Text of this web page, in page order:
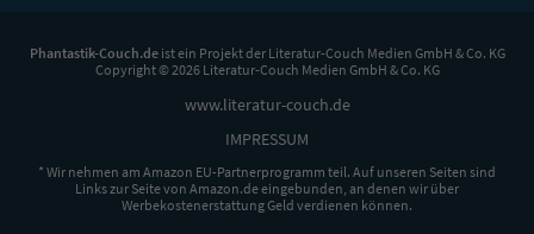
Phantastik-Couch.deist ein Projekt der Literatur-Couch Medien GmbH & Co. KG
Copyright © 2026 Literatur-Couch Medien GmbH & Co. KG
www.literatur-couch.de
IMPRESSUM
* Wir nehmen am Amazon EU-Partnerprogramm teil. Auf unseren Seiten sind
Links zur Seite von Amazon.de eingebunden, an denen wir über
Werbekostenerstattung Geld verdienen können.